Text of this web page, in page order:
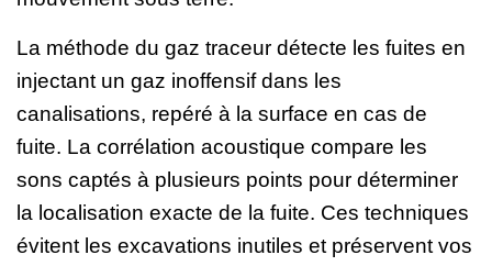
La méthode du gaz traceur détecte les fuites en
injectant un gaz inoffensif dans les
canalisations, repéré à la surface en cas de
fuite. La corrélation acoustique compare les
sons captés à plusieurs points pour déterminer
la localisation exacte de la fuite. Ces techniques
évitent les excavations inutiles et préservent vos